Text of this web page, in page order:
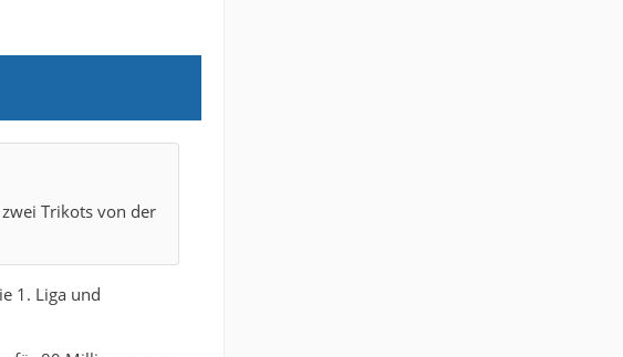
Trikots von der
1. Liga und